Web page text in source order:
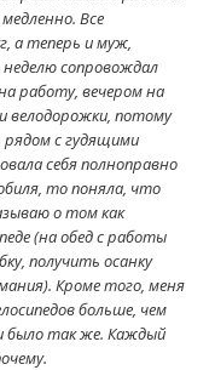
Все
а теперь и муж,
неделю сопровождал
работу, вечером на
велодорожки, потому
с гудящими
себя полноправно
то поняла, что
о том как
(на обед с работы
получить осанку
Кроме того, меня
больше, чем
было так же. Каждый